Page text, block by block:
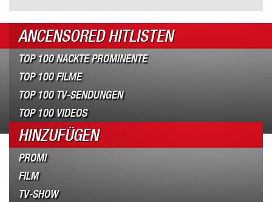
ANCENSORED HITLISTEN
TOP 100 NACKTE PROMINENTE
TOP 100 FILME
TOP 100 TV-SENDUNGEN
TOP 100 VIDEOS
HINZUFÜGEN
PROMI
FILM
TV-SHOW